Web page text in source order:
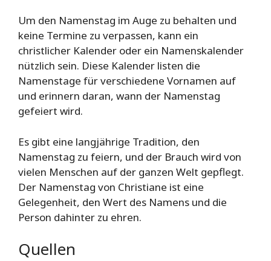
Um den Namenstag im Auge zu behalten und
keine Termine zu verpassen, kann ein
christlicher Kalender oder ein Namenskalender
nützlich sein. Diese Kalender listen die
Namenstage für verschiedene Vornamen auf
und erinnern daran, wann der Namenstag
gefeiert wird.
Es gibt eine langjährige Tradition, den
Namenstag zu feiern, und der Brauch wird von
vielen Menschen auf der ganzen Welt gepflegt.
Der Namenstag von Christiane ist eine
Gelegenheit, den Wert des Namens und die
Person dahinter zu ehren.
Quellen